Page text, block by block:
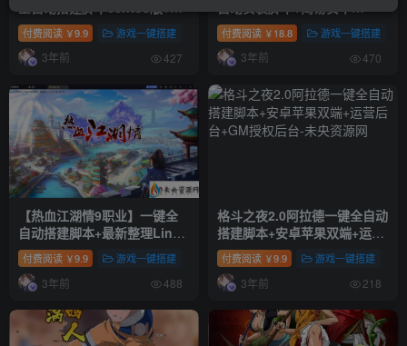
新整理Ubuntu手工服务端+管
理后台+GM授权后台+安卓苹
果双端+详细搭建教程
付费阅读 ￥9.9 游戏一键搭建
3年前 427
app+砸蛋最新整理linux服务
端+内购+管理后台+兑换码生
成+其他后台等等+架设教程
付费阅读 ￥ 18.8 游戏一键搭建
3年前 470
【热血江湖情9职业】一键全
自动搭建脚本+最新整理Linux
手工服务端+Win一键服务端
+GM后台+安卓苹果双端+详细
搭建教程+视频教程
付费阅读 ￥9.9 游戏一键搭建
3年前 488
格斗之夜2.0阿拉德一键全自动
搭建脚本+安卓苹果双端+运营
后台+GM授权后台
付费阅读 ￥9.9 游戏一键搭建
3年前 218